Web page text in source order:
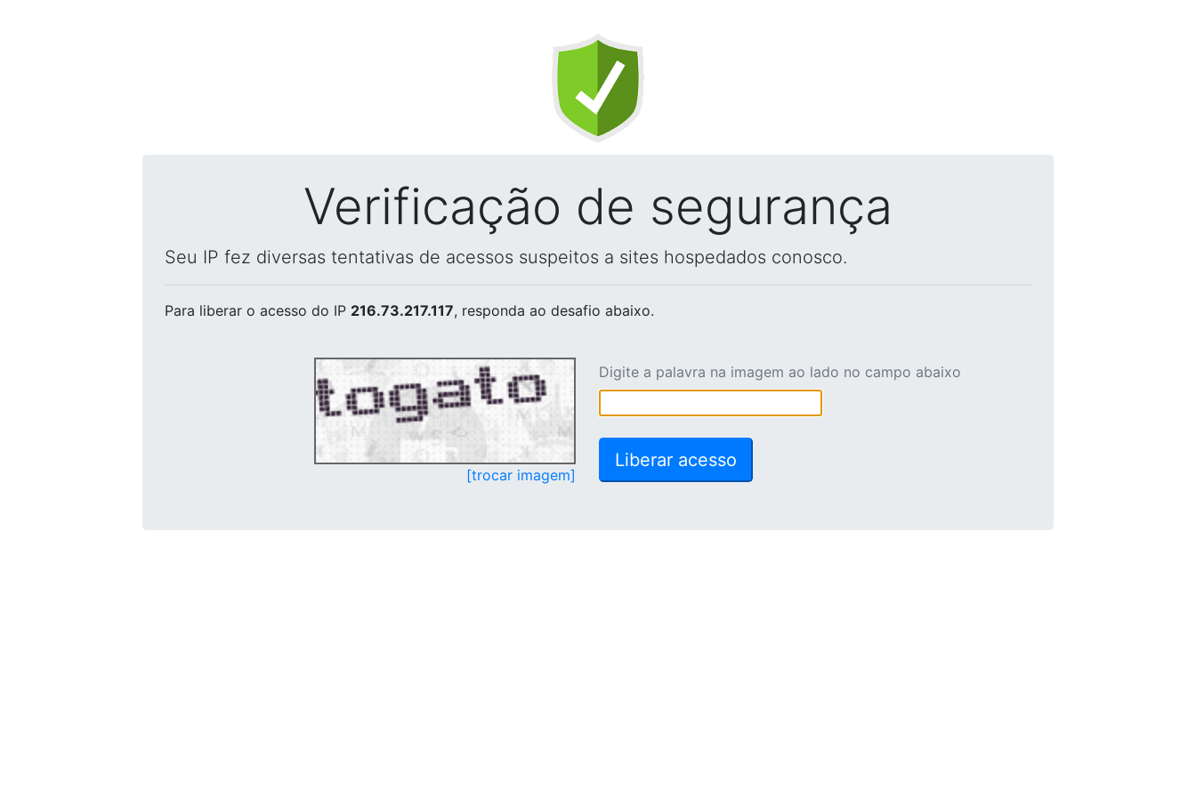
Verificação de segurança
Seu IP fez diversas tentativas de acessos suspeitos a sites hospedados conosco.
Para liberar o acesso do IP 216.73.217.117, responda ao desafio abaixo.
[trocar imagem]
Digite a palavra na imagem ao lado no campo abaixo